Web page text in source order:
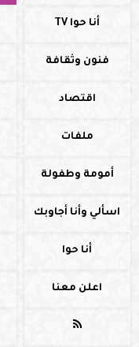
أنا حوا TV
فنون وثقافة
اقتصاد
ملفات
أمومة وطفولة
اسألي وأنا أجاوبك
أنا حوا
اعلن معنا
